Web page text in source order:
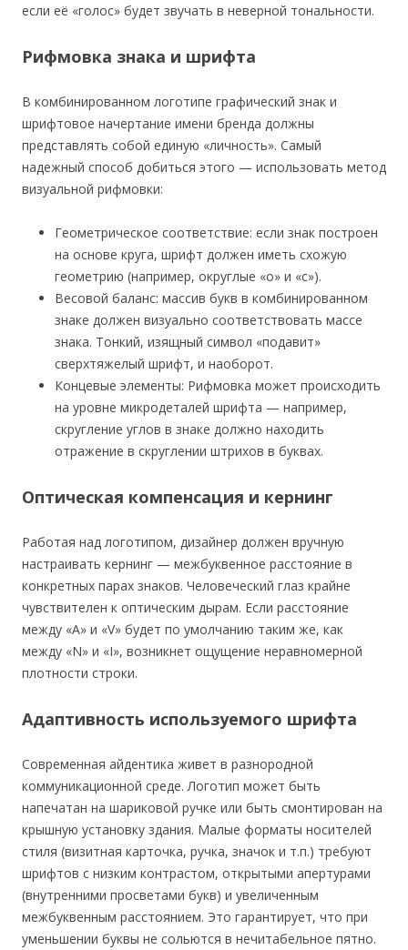
если её «голос» будет звучать в неверной тональности.
Рифмовка знака и шрифта
В комбинированном логотипе графический знак и
шрифтовое начертание имени бренда должны
представлять собой единую «личность». Самый
надежный способ добиться этого — использовать метод
визуальной рифмовки:
Геометрическое соответствие: если знак построен
на основе круга, шрифт должен иметь схожую
геометрию (например, округлые «о» и «с»).
Весовой баланс: массив букв в комбинированном
знаке должен визуально соответствовать массе
знака. Тонкий, изящный символ «подавит»
сверхтяжелый шрифт, и наоборот.
Концевые элементы: Рифмовка может происходить
на уровне микродеталей шрифта — например,
скругление углов в знаке должно находить
отражение в скруглении штрихов в буквах.
Оптическая компенсация и кернинг
Работая над логотипом, дизайнер должен вручную
настраивать кернинг — межбуквенное расстояние в
конкретных парах знаков. Человеческий глаз крайне
чувствителен к оптическим дырам. Если расстояние
между «A» и «V» будет по умолчанию таким же, как
между «N» и «I», возникнет ощущение неравномерной
плотности строки.
Адаптивность используемого шрифта
Современная айдентика живет в разнородной
коммуникационной среде. Логотип может быть
напечатан на шариковой ручке или быть смонтирован на
крышную установку здания. Малые форматы носителей
стиля (визитная карточка, ручка, значок и т.п.) требуют
шрифтов с низким контрастом, открытыми апертурами
(внутренними просветами букв) и увеличенным
межбуквенным расстоянием. Это гарантирует, что при
уменьшении буквы не сольются в нечитабельное пятно.